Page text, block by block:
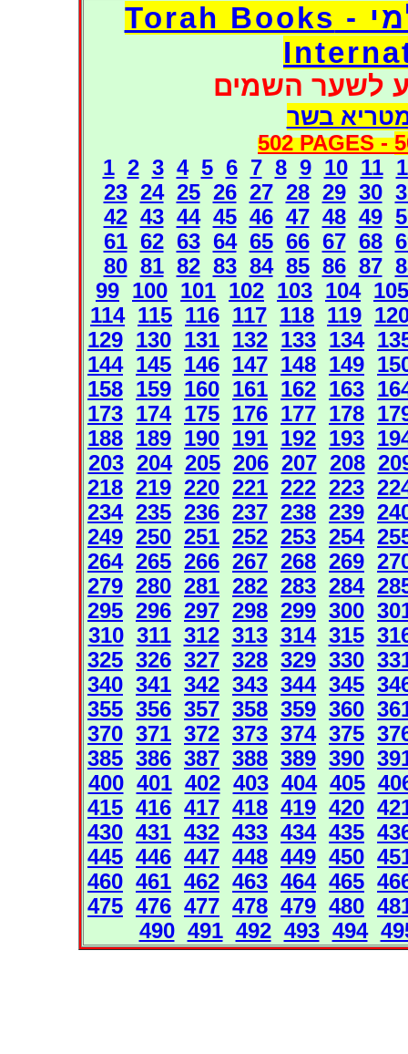
דפי אוצר הספרים העולמי - Torah Books
לשער השמים
בשר
502 PAGES -
1 2 3 4 5 6 7 8 9 10 11
23 24 25 26 27 28 29 30
42 43 44 45 46 47 48 49
61 62 63 64 65 66 67 68
80 81 82 83 84 85 86 87
99 100 101 102 103 104 105
114 115 116 117 118 119
129 130 131 132 133 134
144 145 146 147 148 149
158 159 160 161 162 163
173 174 175 176 177 178
188 189 190 191 192 193
203 204 205 206 207 208
218 219 220 221 222 223
234 235 236 237 238 239
249 250 251 252 253 254
264 265 266 267 268 269
279 280 281 282 283 284
295 296 297 298 299 300
310 311 312 313 314 315
325 326 327 328 329 330
340 341 342 343 344 345
355 356 357 358 359 360
370 371 372 373 374 375
385 386 387 388 389 390
400 401 402 403 404 405
415 416 417 418 419 420
430 431 432 433 434 435
445 446 447 448 449 450
460 461 462 463 464 465
475 476 477 478 479 480
490 491 492 493 494